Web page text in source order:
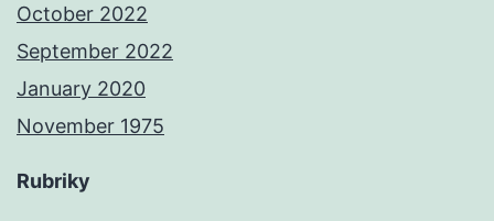
October 2022
September 2022
January 2020
November 1975
Rubriky